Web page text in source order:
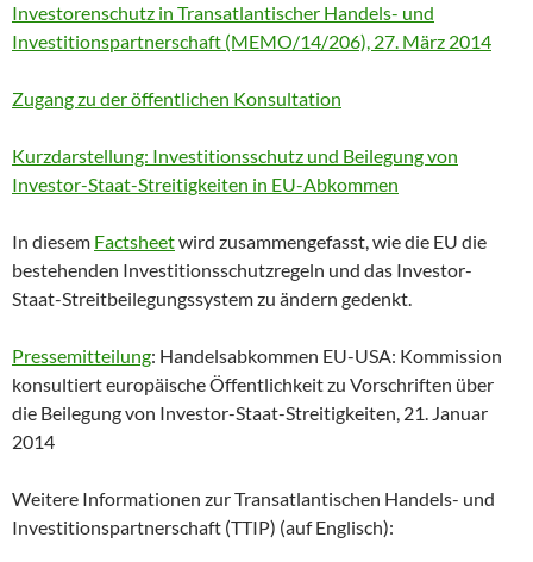
Investorenschutz in Transatlantischer Handels- und
Investitionspartnerschaft (MEMO/14/206), 27. März 2014
Zugang zu der öffentlichen Konsultation
Kurzdarstellung: Investitionsschutz und Beilegung von
Investor-Staat-Streitigkeiten in EU-Abkommen
In diesem Factsheetwird zusammengefasst, wie die EU die
bestehenden Investitionsschutzregeln und das Investor-
Staat-Streitbeilegungssystem zu ändern gedenkt.
Pressemitteilung: Handelsabkommen EU-USA: Kommission
konsultiert europäische Öffentlichkeit zu Vorschriften über
die Beilegung von Investor-Staat-Streitigkeiten, 21. Januar
2014
Weitere Informationen zur Transatlantischen Handels- und
Investitionspartnerschaft (TTIP) (auf Englisch):